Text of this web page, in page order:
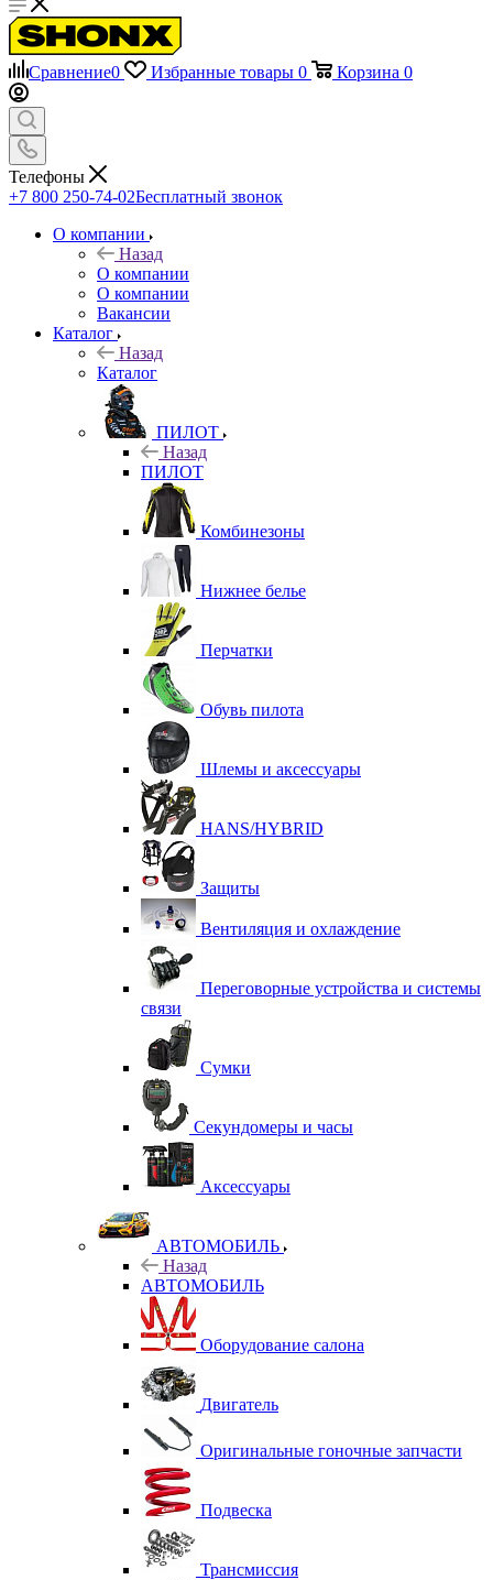
Сравнение0 Избранные товары 0 Корзина 0
Телефоны
+7 800 250-74-02Бесплатный звонок
О компании
Назад
О компании
О компании
Вакансии
Каталог
Назад
Каталог
ПИЛОТ
Назад
ПИЛОТ
Комбинезоны
Нижнее белье
Перчатки
Обувь пилота
Шлемы и аксессуары
HANS/HYBRID
Защиты
Вентиляция и охлаждение
Переговорные устройства и системы
связи
Сумки
Секундомеры и часы
Аксессуары
АВТОМОБИЛЬ
Назад
АВТОМОБИЛЬ
Оборудование салона
Двигатель
Оригинальные гоночные запчасти
Подвеска
Трансмиссия